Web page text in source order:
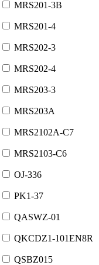
MRS201-3B
MRS201-4
MRS202-3
MRS202-4
MRS203-3
MRS203A
MRS2102A-C7
MRS2103-C6
OJ-336
PK1-37
QASWZ-01
QKCDZ1-101EN8R
QSBZ015